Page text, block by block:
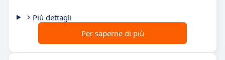
Più dettagli
Per saperne di più